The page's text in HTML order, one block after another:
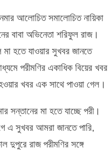
হচ্ছেন
পরীমণি
অভিনেতা
শরিফুল
আলোচিত সমালোচিত নায়িকা
বাবা অভিনেতা শরিফুল রাজ।
হতে যাওয়ার সুখবর জানতে
পরীমণির একাধিক বিয়ের খবর
খবর এক সাথে পাওয়া গেল।
সন্তানের মা হতে যাচ্ছে পরী।
এ সুখবর আমরা জানতে পারি,
রাজ পরীমণির সঙ্গে